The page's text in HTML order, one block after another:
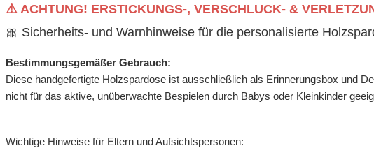
⚠️ ACHTUNG! ERSTICKUNGS-, VERSCHLUCK- &
🎀 Sicherheits- und Warnhinweise für die personalisierte
Bestimmungsgemäßer Gebrauch:
Diese handgefertigte Holzspardose ist ausschließlich als Erinnerungsbox und
nicht für das aktive, unüberwachte Bespielen durch Babys oder Kleinkinder
Wichtige Hinweise für Eltern und Aufsichtspersonen: